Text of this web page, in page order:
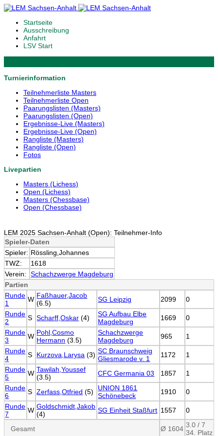
Startseite
Ausschreibung
Anfahrt
LSV Start
Turnierinformation
Teilnehmerliste Masters
Teilnehmerliste Open
Paarungslisten (Masters)
Paarungslisten (Open)
Ergebnisse-Live (Masters)
Ergebnisse-Live (Open)
Rangliste (Masters)
Rangliste (Open)
Fotos
Livepartien
Masters (Lichess)
Open (Lichess)
Masters (Chessbase)
Open (Chessbase)
LEM 2025 Sachsen-Anhalt (Open): Teilnehmer-Info
Spieler-Daten
Spieler: Rössling,Johannes
TWZ:
1618
Verein:
Schachzwerge Magdeburg
Partien
Runde
1
W Faßhauer,Jacob
(6.5)
SG Leipzig 2099
0
Runde
2
S Scharff,Oskar (4)
SG Aufbau Elbe
Magdeburg
1669
0
Runde
3
W Pohl,Cosmo
Hermann (3.5)
Schachzwerge
Magdeburg
965
1
Runde
4
S Kurzova,Larysa (3) SC Braunschweig
Gliesmarode v. 1
1172
1
Runde
5
W Tawilah,Youssef
(3.5)
CFC Germania 03 1857
1
Runde
6
S Zerfass,Otfried (5)
UNION 1861
Schönebeck
1910
0
Runde
7
W Goldschmidt,Jakob
(4)
SG Einheit Staßfurt 1557 0
Gesamt Ø 1604 3.0 / 7
34. Platz